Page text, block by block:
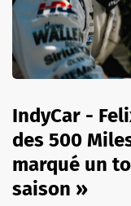
IndyCar -
des 500
marqué un
saison »